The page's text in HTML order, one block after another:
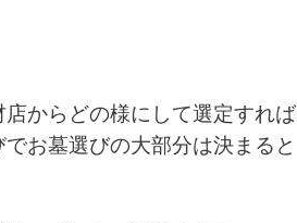
からどの様にして選定すれば
お墓選びの大部分は決まると